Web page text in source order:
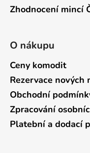
Zhodnocení mincí
O nákupu
Ceny komodit
Rezervace nových
Obchodní
Zpracování
Platební a dodací